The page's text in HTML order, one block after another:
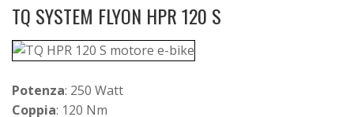
TQ SYSTEM FLYON HPR 120 S
Potenza: 250 Watt
Coppia: 120 Nm